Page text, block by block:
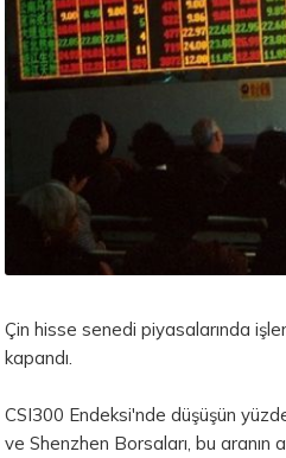
Çin hisse senedi piyasalarında
kapandı.
CSI300 Endeksi'nde düşüşün
ve Shenzhen Borsaları, bu aranın